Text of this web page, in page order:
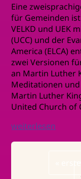
Eine
für Gemeinden
VELKD und UEK
(UCC) und der
America (ELCA)
zwei Versionen
an Martin Luther
Meditationen
Martin Luther
United Church of
weiterlesen